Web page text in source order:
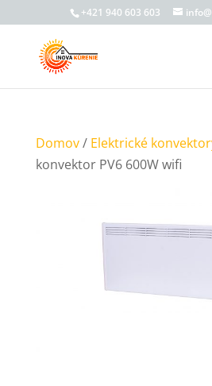
+421 940 603 603
Domov/ Elektrické
konvektor PV6 600W wifi